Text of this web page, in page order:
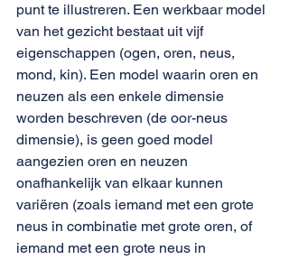
punt te illustreren. Een werkbaar model
van het gezicht bestaat uit vijf
eigenschappen (ogen, oren, neus,
mond, kin). Een model waarin oren en
neuzen als een enkele dimensie
worden beschreven (de oor-neus
dimensie), is geen goed model
aangezien oren en neuzen
onafhankelijk van elkaar kunnen
variëren (zoals iemand met een grote
neus in combinatie met grote oren, of
iemand met een grote neus in